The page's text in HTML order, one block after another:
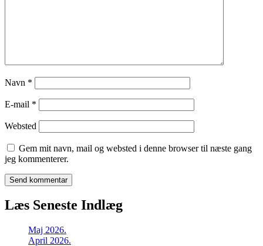
Navn *
E-mail *
Websted
Gem mit navn, mail og websted i denne browser til næste gang
jeg kommenterer.
Læs Seneste Indlæg
Maj 2026.
April 2026.